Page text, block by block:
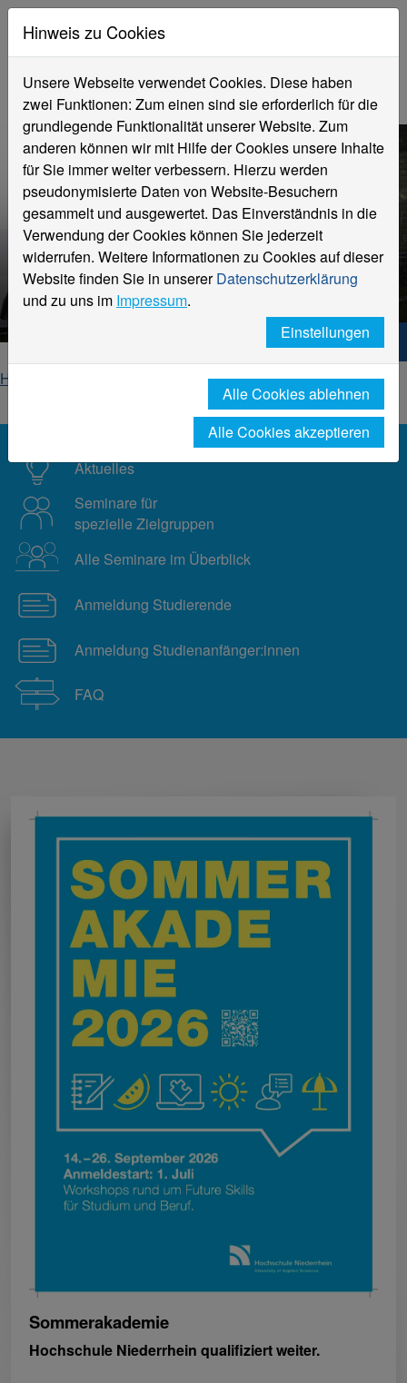
Herzlich willkommen zur
Sommerakademie
Hochschule Niederrhein. Dein Weg.
Home
Angebote rund um das Studium
Aktuelles
Seminare für
spezielle Zielgruppen
Alle Seminare im Überblick
Anmeldung Studierende
Anmeldung Studienanfänger:innen
FAQ
Sommerakademie
Hochschule Niederrhein qualifiziert weiter.
Hinweis zu Cookies
Unsere Webseite verwendet Cookies. Diese haben
zwei Funktionen: Zum einen sind sie erforderlich für die
grundlegende Funktionalität unserer Website. Zum
anderen können wir mit Hilfe der Cookies unsere Inhalte
für Sie immer weiter verbessern. Hierzu werden
pseudonymisierte Daten von Website-Besuchern
gesammelt und ausgewertet. Das Einverständnis in die
Verwendung der Cookies können Sie jederzeit
widerrufen. Weitere Informationen zu Cookies auf dieser
Website finden Sie in unsererDatenschutzerklärung
und zu uns im Impressum.
Einstellungen
Alle Cookies ablehnen
Alle Cookies akzeptieren